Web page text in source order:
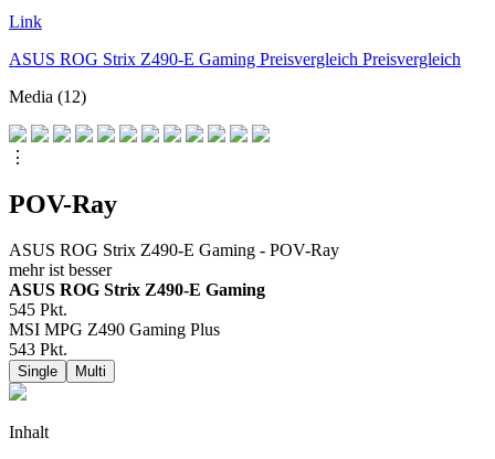
Link
ASUS ROG Strix Z490-E Gaming Preisvergleich Preisvergleich
Media (12)
⋮
POV-Ray
ASUS ROG Strix Z490-E Gaming - POV-Ray
mehr ist besser
ASUS ROG Strix Z490-E Gaming
545 Pkt.
MSI MPG Z490 Gaming Plus
543 Pkt.
Single Multi
Inhalt